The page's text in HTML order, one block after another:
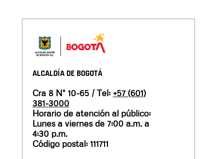
ALCALDÍA DE BOGOTÁ
Cra 8 N° 10-65 / Tel: +57 (601)
381-3000
Horario de atención al público:
Lunes a viernes de 7:00 a.m. a
4:30 p.m.
Código postal: 111711